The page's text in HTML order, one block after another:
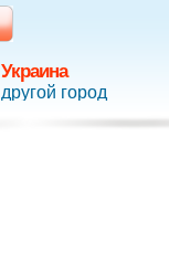
Украина
другой город